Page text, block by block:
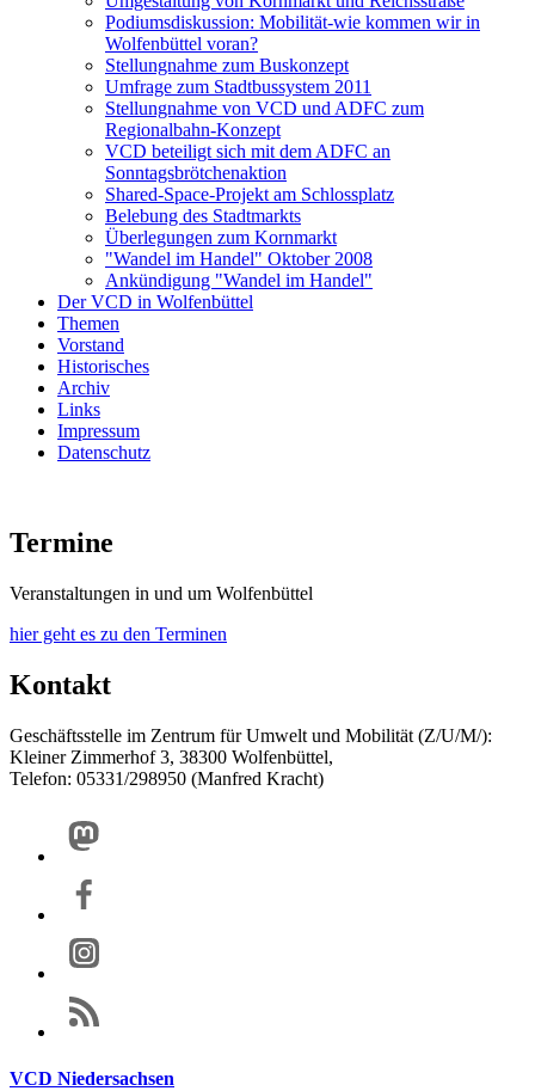
Podiumsdiskussion: Mobilität-wie kommen wir in
Wolfenbüttel voran?
Stellungnahme zum Buskonzept
Umfrage zum Stadtbussystem 2011
Stellungnahme von VCD und ADFC zum
Regionalbahn-Konzept
VCD beteiligt sich mit dem ADFC an
Sonntagsbrötchenaktion
Shared-Space-Projekt am Schlossplatz
Belebung des Stadtmarkts
Überlegungen zum Kornmarkt
"Wandel im Handel" Oktober 2008
Ankündigung "Wandel im Handel"
Der VCD in Wolfenbüttel
Themen
Vorstand
Historisches
Archiv
Links
Impressum
Datenschutz
Termine
Veranstaltungen in und um Wolfenbüttel
hier geht es zu den Terminen
Kontakt
Geschäftsstelle im Zentrum für Umwelt und Mobilität (Z/U/M/):
Kleiner Zimmerhof 3, 38300 Wolfenbüttel,
Telefon: 05331/298950 (Manfred Kracht)
VCD Niedersachsen